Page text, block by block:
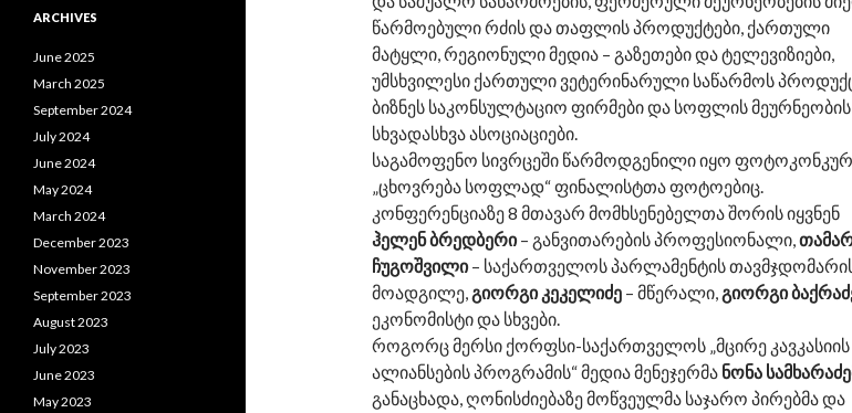
წარმოებული რძის და თაფლის პროდუქტები, ქართული
მატყლი, რეგიონული მედია – გაზეთები და ტელევიზიები,
უმსხვილესი ქართული ვეტერინარული საწარმოს
ბიზნეს საკონსულტაციო ფირმები და სოფლის მეურნეობის
სხვადასხვა ასოციაციები.
საგამოფენო სივრცეში წარმოდგენილი იყო
„ცხოვრება სოფლად“ ფინალისტთა ფოტოებიც.
კონფერენციაზე 8 მთავარ მომხსენებელთა შორის იყვნენ
ჰელენ ბრედბერი– განვითარების პროფესიონალი,
ჩუგოშვილი– საქართველოს პარლამენტის
მოადგილე,გიორგი კეკელიძე – მწერალი,გიორგი
ეკონომისტი და სხვები.
როგორც მერსი ქორფსი-საქართველოს „მცირე კავკასიის
ალიანსების პროგრამის“ მედია მენეჯერმა ნონა
განაცხადა, ღონისძიებაზე მოწვეულმა საჯარო პირებმა და
c
f
o
:
ARCHIVES
June 2025
March 2025
September 2024
July 2024
June 2024
May 2024
March 2024
December 2023
November 2023
September 2023
August 2023
July 2023
June 2023
May 2023